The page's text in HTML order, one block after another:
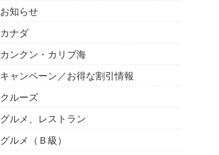
お知らせ
カナダ
カンクン・カリブ海
キャンペーン／お得な割引情報
クルーズ
グルメ、レストラン
グルメ（Ｂ級）